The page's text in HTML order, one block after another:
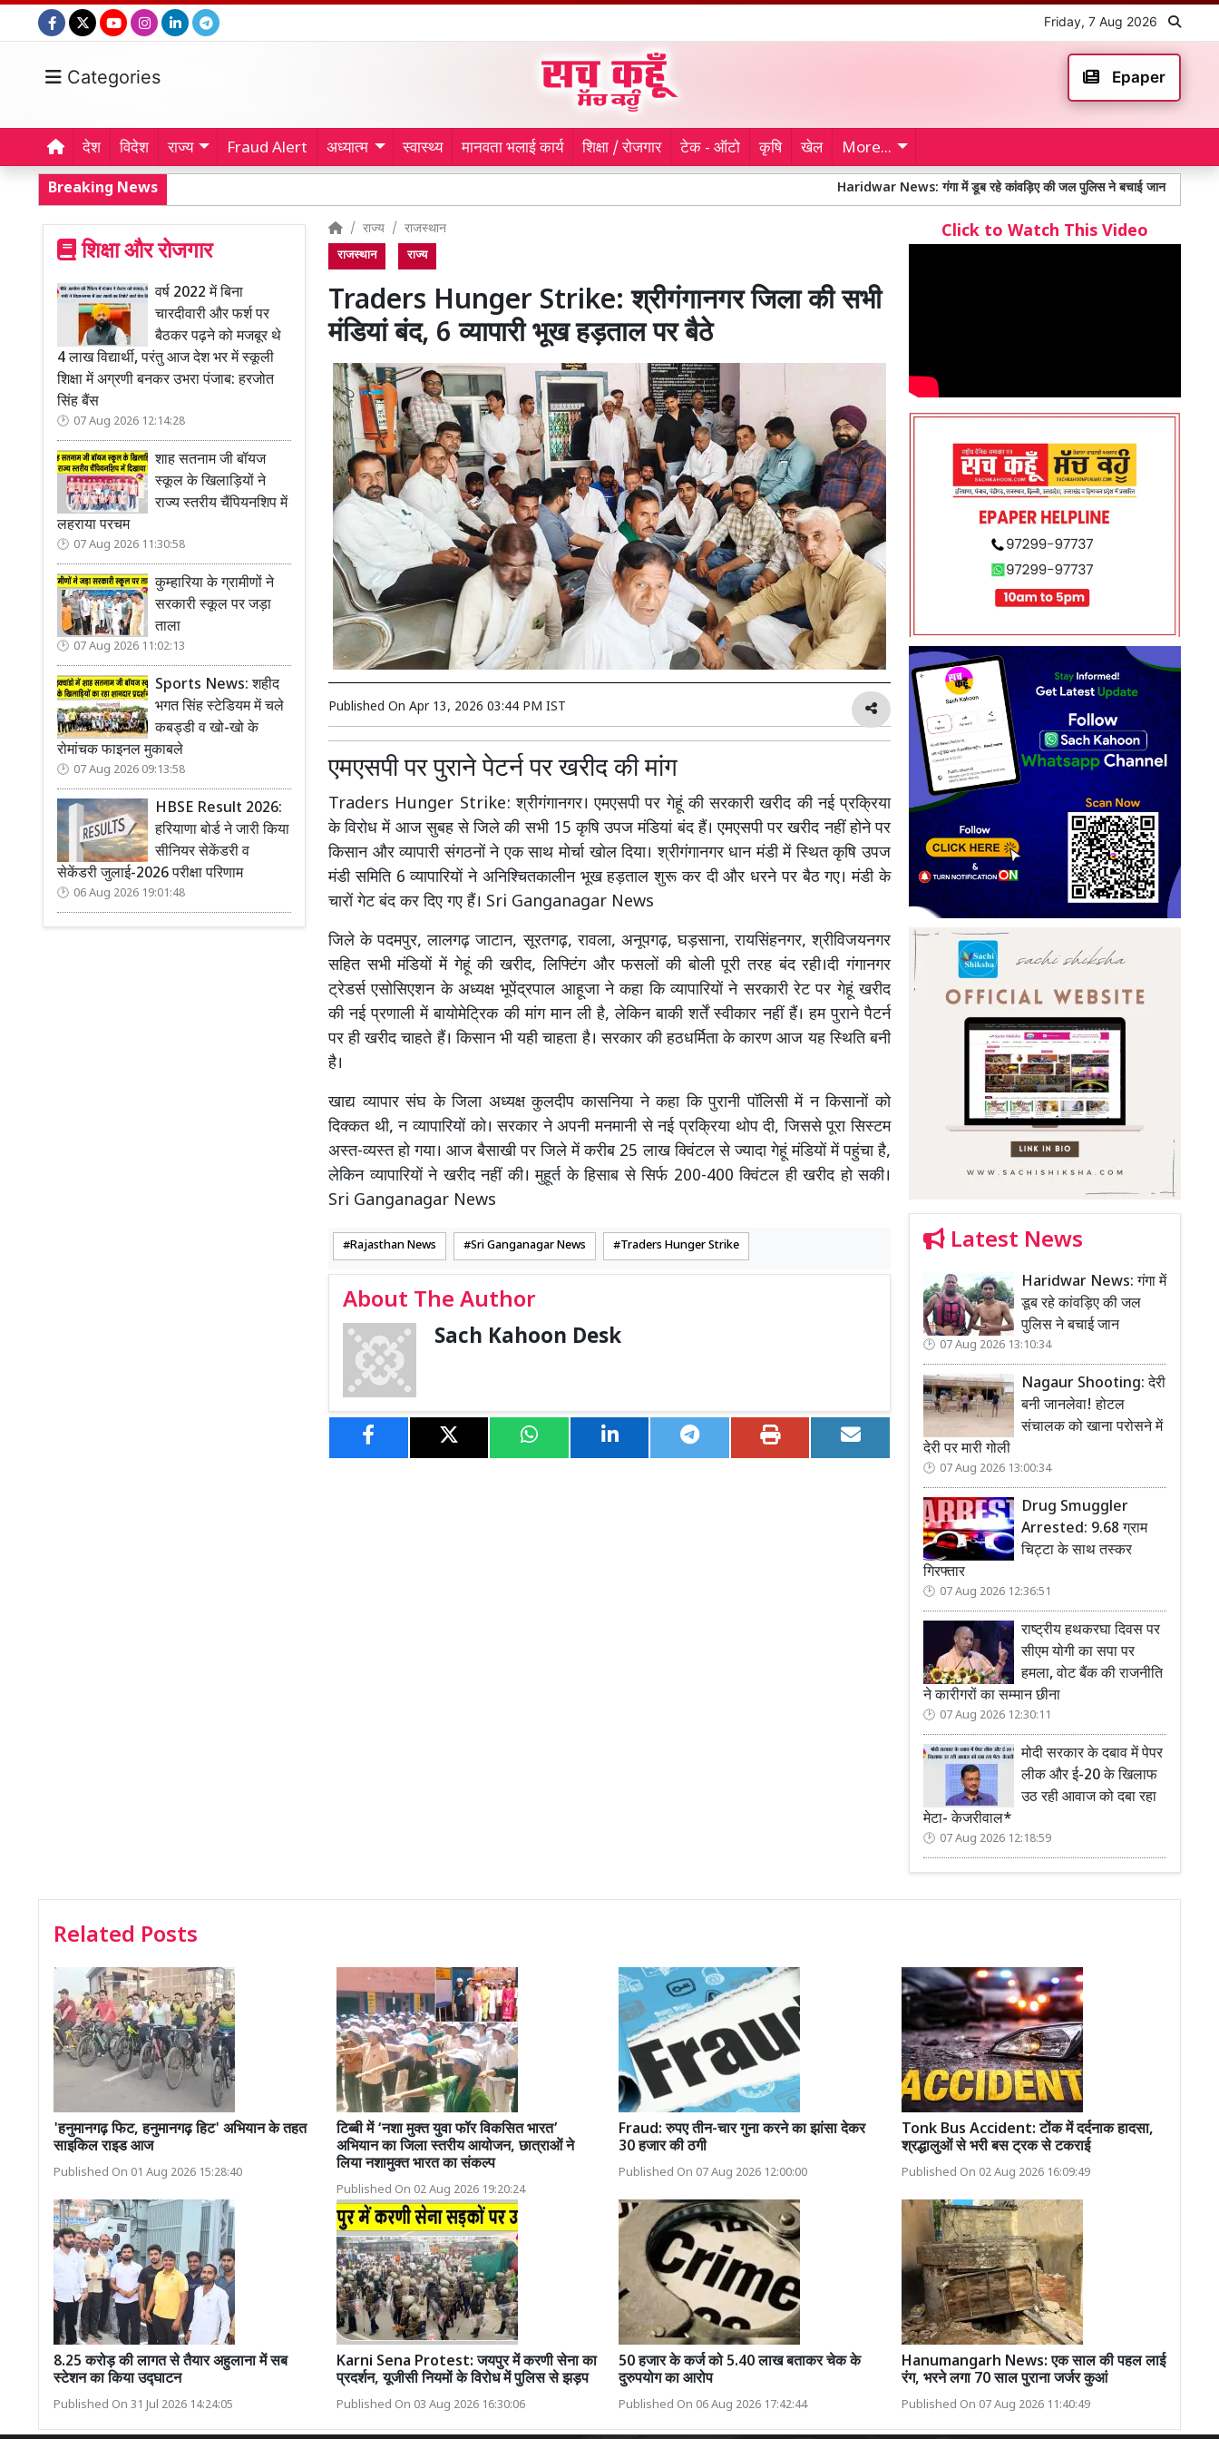
Friday, 7 Aug 2026
Categories Epaper
देश विदेश राज्य Fraud Alert अध्यात्म स्वास्थ्य मानवता भलाई कार्य शिक्षा / रोजगार टेक - ऑटो कृषि खेल More...
Breaking News Haridwar News: गंगा में डूब रहे कांवड़िए की जल पुलिस ने बचाई जान Nagaur
शिक्षा और रोजगार
वर्ष 2022 में बिना
चारदीवारी और फर्श पर
बैठकर पढ़ने को मजबूर थे
4 लाख विद्यार्थी, परंतु आज देश भर में स्कूली
शिक्षा में अग्रणी बनकर उभरा पंजाब: हरजोत
सिंह बैंस
07 Aug 2026 12:14:28
शाह सतनाम जी बॉयज
स्कूल के खिलाड़ियों ने
राज्य स्तरीय चैंपियनशिप में
लहराया परचम
07 Aug 2026 11:30:58
कुम्हारिया के ग्रामीणों ने
सरकारी स्कूल पर जड़ा
ताला
07 Aug 2026 11:02:13
Sports News: शहीद
भगत सिंह स्टेडियम में चले
कबड्डी व खो-खो के
रोमांचक फाइनल मुकाबले
07 Aug 2026 09:13:58
HBSE Result 2026:
हरियाणा बोर्ड ने जारी किया
सीनियर सेकेंडरी व
सेकेंडरी जुलाई-2026 परीक्षा परिणाम
06 Aug 2026 19:01:48
राज्य राजस्थान
राजस्थान राज्य
Traders Hunger Strike: श्रीगंगानगर जिला की सभी
मंडियां बंद, 6 व्यापारी भूख हड़ताल पर बैठे
Published On Apr 13, 2026 03:44 PM IST
एमएसपी पर पुराने पेटर्न पर खरीद की मांग
Traders Hunger Strike: श्रीगंगानगर। एमएसपी पर गेहूं की सरकारी खरीद की नई प्रक्रिया
के विरोध में आज सुबह से जिले की सभी 15 कृषि उपज मंडियां बंद हैं। एमएसपी पर खरीद नहीं होने पर
किसान और व्यापारी संगठनों ने एक साथ मोर्चा खोल दिया। श्रीगंगानगर धान मंडी में स्थित कृषि उपज
मंडी समिति 6 व्यापारियों ने अनिश्चितकालीन भूख हड़ताल शुरू कर दी और धरने पर बैठ गए। मंडी के
चारों गेट बंद कर दिए गए हैं। Sri Ganganagar News
जिले के पदमपुर, लालगढ़ जाटान, सूरतगढ़, रावला, अनूपगढ़, घड़साना, रायसिंहनगर, श्रीविजयनगर
सहित सभी मंडियों में गेहूं की खरीद, लिफ्टिंग और फसलों की बोली पूरी तरह बंद रही।दी गंगानगर
ट्रेडर्स एसोसिएशन के अध्यक्ष भूपेंद्रपाल आहूजा ने कहा कि व्यापारियों ने सरकारी रेट पर गेहूं खरीद
की नई प्रणाली में बायोमेट्रिक की मांग मान ली है, लेकिन बाकी शर्तें स्वीकार नहीं हैं। हम पुराने पैटर्न
पर ही खरीद चाहते हैं। किसान भी यही चाहता है। सरकार की हठधर्मिता के कारण आज यह स्थिति बनी
है।
खाद्य व्यापार संघ के जिला अध्यक्ष कुलदीप कासनिया ने कहा कि पुरानी पॉलिसी में न किसानों को
दिक्कत थी, न व्यापारियों को। सरकार ने अपनी मनमानी से नई प्रक्रिया थोप दी, जिससे पूरा सिस्टम
अस्त-व्यस्त हो गया। आज बैसाखी पर जिले में करीब 25 लाख क्विंटल से ज्यादा गेहूं मंडियों में पहुंचा है,
लेकिन व्यापारियों ने खरीद नहीं की। मुहूर्त के हिसाब से सिर्फ 200-400 क्विंटल ही खरीद हो सकी।
Sri Ganganagar News
Rajasthan News Sri Ganganagar News Traders Hunger Strike
About The Author
Sach Kahoon Desk
Click to Watch This Video
Latest News
Haridwar News: गंगा में
डूब रहे कांवड़िए की जल
पुलिस ने बचाई जान
07 Aug 2026 13:10:34
Nagaur Shooting: देरी
बनी जानलेवा! होटल
संचालक को खाना परोसने में
देरी पर मारी गोली
07 Aug 2026 13:00:34
Drug Smuggler
Arrested: 9.68 ग्राम
चिट्टा के साथ तस्कर
गिरफ्तार
07 Aug 2026 12:36:51
राष्ट्रीय हथकरघा दिवस पर
सीएम योगी का सपा पर
हमला, वोट बैंक की राजनीति
ने कारीगरों का सम्मान छीना
07 Aug 2026 12:30:11
मोदी सरकार के दबाव में पेपर
लीक और ई-20 के खिलाफ
उठ रही आवाज को दबा रहा
मेटा- केजरीवाल*
07 Aug 2026 12:18:59
Related Posts
'हनुमानगढ़ फिट, हनुमानगढ़ हिट' अभियान के तहत
साइकिल राइड आज
Published On 01 Aug 2026 15:28:40
टिब्बी में ‘नशा मुक्त युवा फॉर विकसित भारत’
अभियान का जिला स्तरीय आयोजन, छात्राओं ने
लिया नशामुक्त भारत का संकल्प
Published On 02 Aug 2026 19:20:24
Fraud: रुपए तीन-चार गुना करने का झांसा देकर
30 हजार की ठगी
Published On 07 Aug 2026 12:00:00
Tonk Bus Accident: टोंक में दर्दनाक हादसा,
श्रद्धालुओं से भरी बस ट्रक से टकराई
Published On 02 Aug 2026 16:09:49
8.25 करोड़ की लागत से तैयार अहुलाना में सब
स्टेशन का किया उद्घाटन
Published On 31 Jul 2026 14:24:05
Karni Sena Protest: जयपुर में करणी सेना का
प्रदर्शन, यूजीसी नियमों के विरोध में पुलिस से झड़प
Published On 03 Aug 2026 16:30:06
50 हजार के कर्ज को 5.40 लाख बताकर चेक के
दुरुपयोग का आरोप
Published On 06 Aug 2026 17:42:44
Hanumangarh News: एक साल की पहल लाई
रंग, भरने लगा 70 साल पुराना जर्जर कुआं
Published On 07 Aug 2026 11:40:49